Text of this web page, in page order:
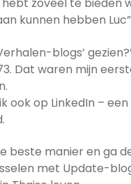
kunnen hebben
blogs’
Dat waren mijn
ook op LinkedIn – een
beste manier en ga
met Update-